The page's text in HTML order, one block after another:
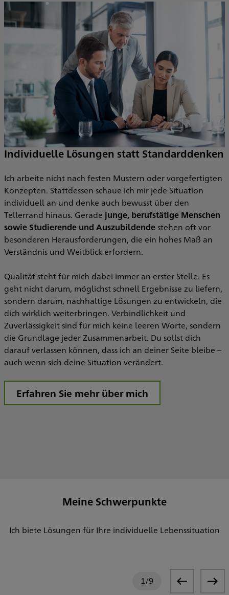
Individuelle Lösungen statt Standarddenken
Ich arbeite nicht nach festen Mustern oder vorgefertigten
Konzepten. Stattdessen schaue ich mir jede Situation
individuell an und denke auch bewusst über den
Tellerrand hinaus. Gerade junge, berufstätige Menschen
sowie Studierende und Auszubildende stehen oft vor
besonderen Herausforderungen, die ein hohes Maß an
Verständnis und Weitblick erfordern.
Qualität steht für mich dabei immer an erster Stelle. Es
geht nicht darum, möglichst schnell Ergebnisse zu liefern,
sondern darum, nachhaltige Lösungen zu entwickeln, die
dich wirklich weiterbringen. Verbindlichkeit und
Zuverlässigkeit sind für mich keine leeren Worte, sondern
die Grundlage jeder Zusammenarbeit. Du sollst dich
darauf verlassen können, dass ich an deiner Seite bleibe –
auch wenn sich deine Situation verändert.
Erfahren Sie mehr über mich
Meine Schwerpunkte
Ich biete Lösungen für Ihre individuelle Lebenssituation
1/9